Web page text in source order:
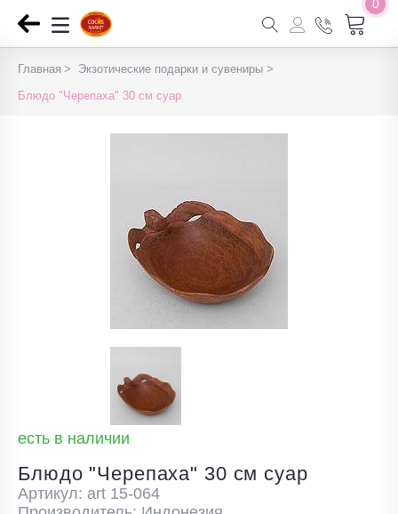
0
Главная
Экзотические подарки и сувениры
Блюдо "Черепаха" 30 см суар
есть в наличии
Блюдо "Черепаха" 30 см суар
Артикул: art 15-064